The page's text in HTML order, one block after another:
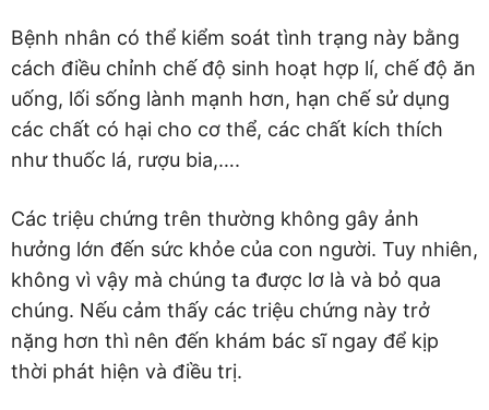
Bệnh nhân có thể kiểm soát tình trạng này bằng
cách điều chỉnh chế độ sinh hoạt hợp lí, chế độ ăn
uống, lối sống lành mạnh hơn, hạn chế sử dụng
các chất có hại cho cơ thể, các chất kích thích
như thuốc lá, rượu bia,….
Các triệu chứng trên thường không gây ảnh
hưởng lớn đến sức khỏe của con người. Tuy nhiên,
không vì vậy mà chúng ta được lơ là và bỏ qua
chúng. Nếu cảm thấy các triệu chứng này trở
nặng hơn thì nên đến khám bác sĩ ngay để kịp
thời phát hiện và điều trị.